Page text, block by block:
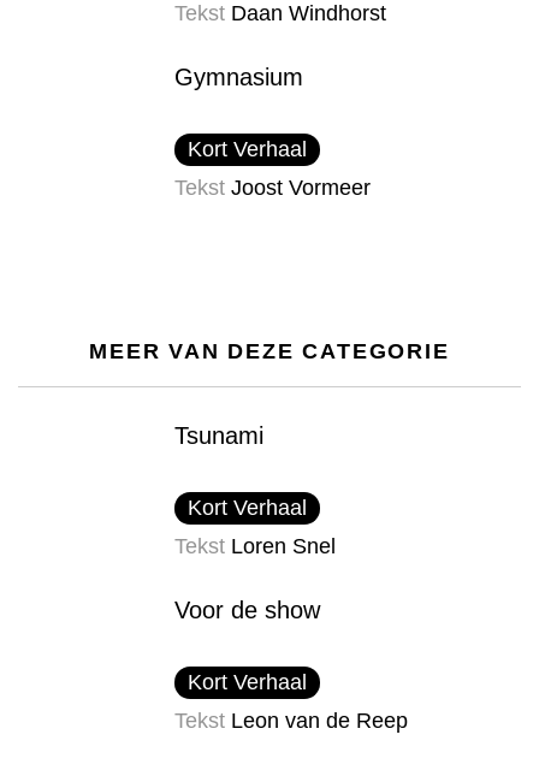
Tekst Daan Windhorst
Gymnasium
Kort Verhaal
Tekst Joost Vormeer
MEER VAN DEZE CATEGORIE
Tsunami
Kort Verhaal
Tekst Loren Snel
Voor de show
Kort Verhaal
Tekst Leon van de Reep